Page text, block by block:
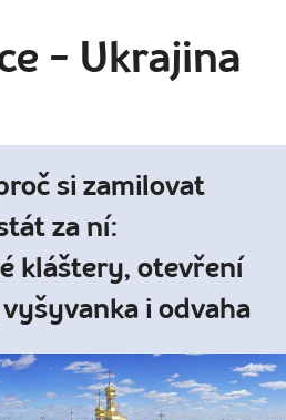
- Ukrajina
si zamilovat
za ní:
kláštery, otevření
i odvaha